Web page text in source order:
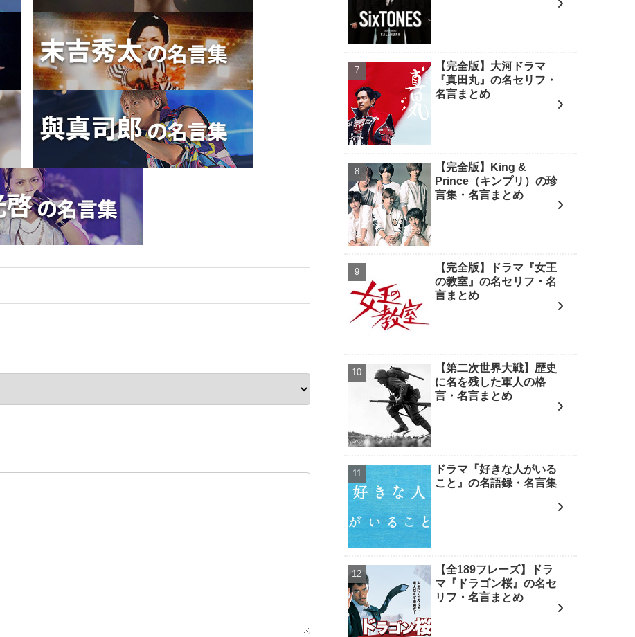
【完全版】大河ドラマ
『真田丸』の名セリフ・
名言まとめ
【完全版】King &
Prince（キンプリ）の珍
言集・名言まとめ
【完全版】ドラマ『女王
の教室』の名セリフ・名
言まとめ
【第二次世界大戦】歴史
に名を残した軍人の格
言・名言まとめ
ドラマ『好きな人がいる
こと』の名語録・名言集
【全189フレーズ】ドラ
マ『ドラゴン桜』の名セ
リフ・名言まとめ